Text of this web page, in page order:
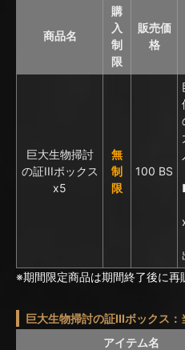
商品名
購
入
制
限
販売価
格
巨大生物掃討
の証IIIボックス
x5
無
制
限
100 BS
※期間限定商品は期間終了後に再
巨大生物掃討の証IIIボックス：
アイテム名